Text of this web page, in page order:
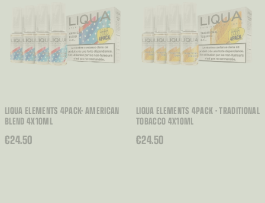
LIQUA ELEMENTS 4PACK- AMERICAN
BLEND 4X10ML
€24.50
LIQUA ELEMENTS 4PACK - TRADITIONAL
TOBACCO 4X10ML
€24.50